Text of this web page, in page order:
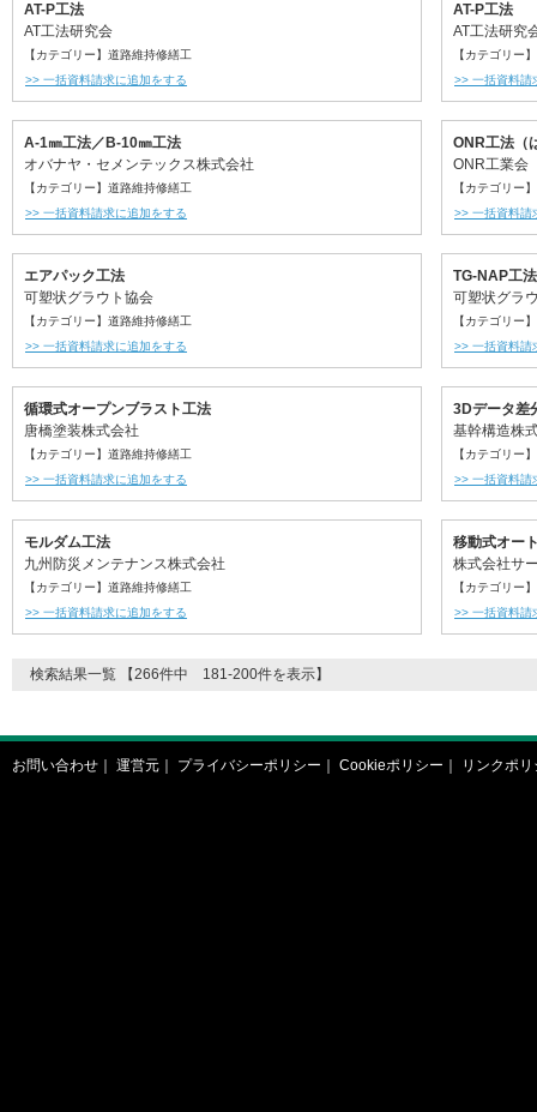
AT-P工法
AT工法研究会
【カテゴリー】道路維持修繕工
>> 一括資料請求に追加をする
AT-P工法
AT工法研究
【カテゴリー
>> 一括資料請
A-1㎜工法／B-10㎜工法
オバナヤ・セメンテックス株式会社
【カテゴリー】道路維持修繕工
>> 一括資料請求に追加をする
ONR工法（
ONR工業会
【カテゴリー
>> 一括資料請
エアパック工法
可塑状グラウト協会
【カテゴリー】道路維持修繕工
>> 一括資料請求に追加をする
TG-NAP工法
可塑状グラ
【カテゴリー
>> 一括資料請
循環式オープンブラスト工法
唐橋塗装株式会社
【カテゴリー】道路維持修繕工
>> 一括資料請求に追加をする
3Dデータ差
基幹構造株
【カテゴリー
>> 一括資料請
モルダム工法
九州防災メンテナンス株式会社
【カテゴリー】道路維持修繕工
>> 一括資料請求に追加をする
移動式オー
株式会社サ
【カテゴリー
>> 一括資料請
検索結果一覧 【266件中 181-200件を表示】
お問い合わせ 運営元 プライバシーポリシー Cookieポリシー リンクポリ